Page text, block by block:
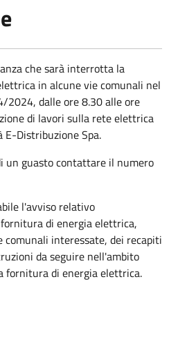
che sarà interrotta la
in alcune vie comunali nel
dalle ore 8.30 alle ore
di lavori sulla rete elettrica
E-Distribuzione Spa.
un guasto contattare il numero
l'avviso relativo
di energia elettrica,
comunali interessate, dei recapiti
da seguire nell'ambito
fornitura di energia elettrica.